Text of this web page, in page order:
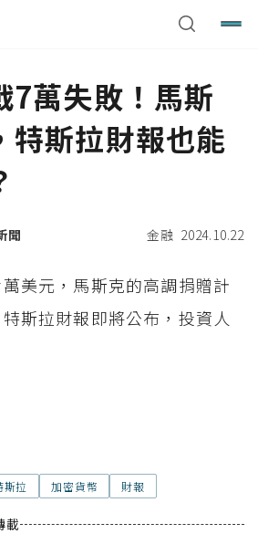
7萬失敗！馬斯
特斯拉財報也能
聞 金融 2024.10.22
美元，馬斯克的高調捐贈計
斯拉財報即將公布，投資人
斯拉 加密貨幣 財報
載